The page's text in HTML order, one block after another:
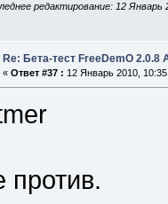
редактирование: 12 Январь
Re: Бета-тест FreeDemO 2.0.8
« Ответ #37 : 12 Январь 2010,
против.